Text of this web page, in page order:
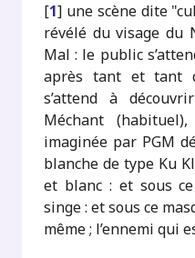
[1] une scène dite
révélé du visage du
Mal : le public
après tant et tant
s’attend à
Méchant
imaginée par PGM
blanche de type Ku
et blanc : et sous
singe : et sous ce
même ; l’ennemi qui